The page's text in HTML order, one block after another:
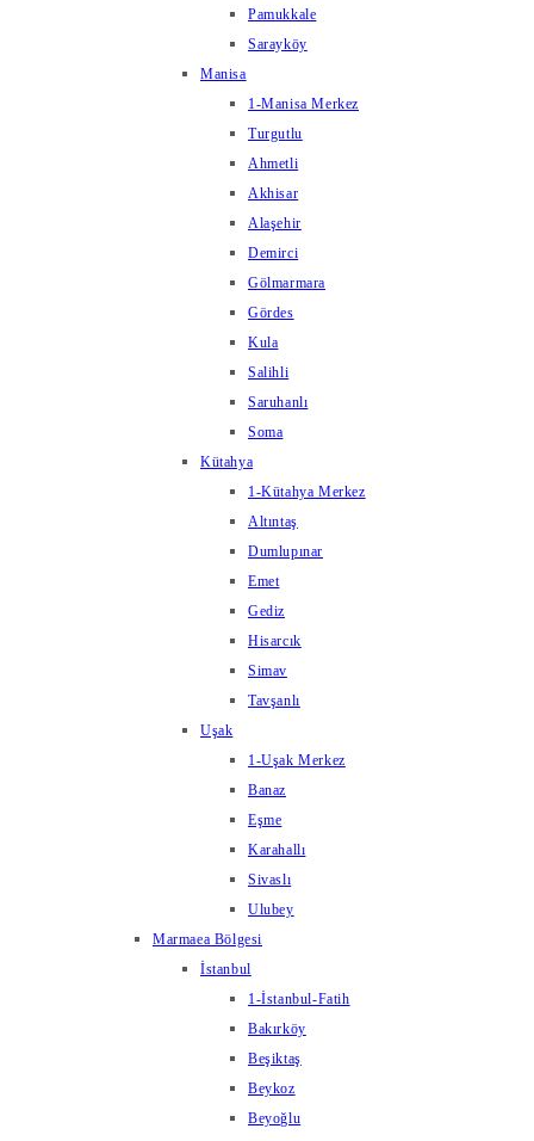
Pamukkale
Sarayköy
Manisa
1-Manisa Merkez
Turgutlu
Ahmetli
Akhisar
Alaşehir
Demirci
Gölmarmara
Gördes
Kula
Salihli
Saruhanlı
Soma
Kütahya
1-Kütahya Merkez
Altıntaş
Dumlupınar
Emet
Gediz
Hisarcık
Simav
Tavşanlı
Uşak
1-Uşak Merkez
Banaz
Eşme
Karahallı
Sivaslı
Ulubey
Marmaea Bölgesi
İstanbul
1-İstanbul-Fatih
Bakırköy
Beşiktaş
Beykoz
Beyoğlu